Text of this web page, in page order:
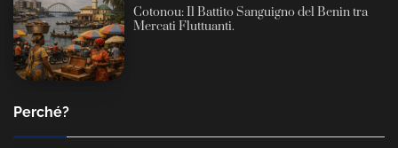
Cotonou: Il Battito Sanguigno del Benin tra
Mercati Fluttuanti.
Perché?